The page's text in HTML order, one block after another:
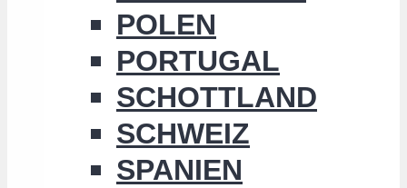
POLEN
PORTUGAL
SCHOTTLAND
SCHWEIZ
SPANIEN